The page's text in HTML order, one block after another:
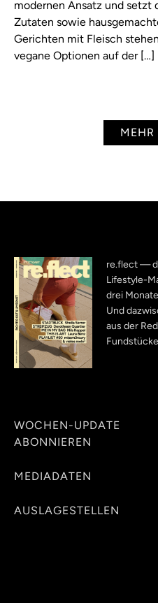
modernen Ansatz und setzt
Zutaten sowie
Gerichten mit Fleisch
vegane Optionen auf der […]
MEHR
re.flect —
Lifestyle-
drei
Und
aus der
WOCHEN-UPDATE
ABONNIEREN
MEDIADATEN
AUSLAGESTELLEN